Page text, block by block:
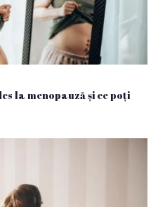
la menopauză și ce poți